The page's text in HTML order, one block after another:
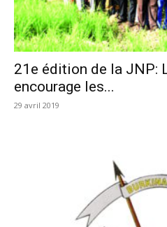
21e édition de la JNP:
encourage les...
29 avril 2019